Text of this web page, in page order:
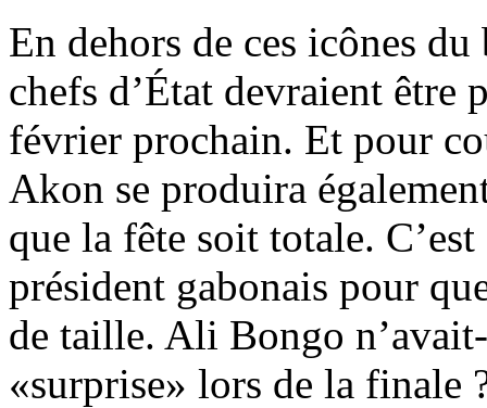
En dehors de ces icônes
chefs d’État devraient être
février prochain. Et pour
Akon se produira
que la fête soit totale.
président gabonais pour
de taille. Ali Bongo
«surprise» lors de la finale